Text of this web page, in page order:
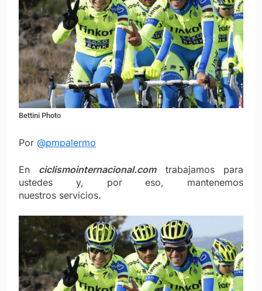
Bettini Photo
Por @pmpalermo
En ciclismointernacional.comtrabajamos para
ustedes y, por eso, mantenemos
nuestros servicios.